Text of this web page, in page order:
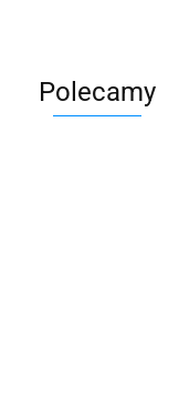
Polecamy